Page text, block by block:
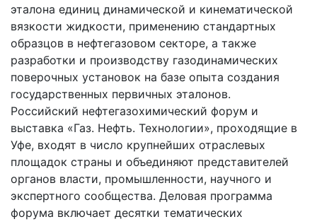
эталона единиц динамической и кинематической
вязкости жидкости, применению стандартных
образцов в нефтегазовом секторе, а также
разработки и производству газодинамических
поверочных установок на базе опыта создания
государственных первичных эталонов.
Российский нефтегазохимический форум и
выставка «Газ. Нефть. Технологии», проходящие в
Уфе, входят в число крупнейших отраслевых
площадок страны и объединяют представителей
органов власти, промышленности, научного и
экспертного сообщества. Деловая программа
форума включает десятки тематических